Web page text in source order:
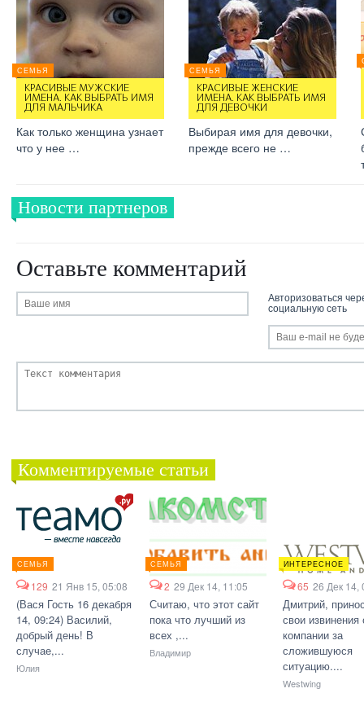
СЕМЬЯ
КРАСИВЫЕ МУЖСКИЕ
ИМЕНА. КАК ВЫБРАТЬ ИМЯ
ДЛЯ МАЛЬЧИКА
Как только женщина узнает
что у нее …
СЕМЬЯ
КРАСИВЫЕ ЖЕНСКИЕ
ИМЕНА. КАК ВЫБРАТЬ ИМЯ
ДЛЯ ДЕВОЧКИ
Выбирая имя для девочки,
прежде всего не …
Новости партнеров
Оставьте комментарий
Авторизоваться
социальную сеть
Комментируемые статьи
СЕМЬЯ
129 21 Янв 15, 05:08
(Вася Гость 16 декабря
14, 09:24) Василий,
добрый день! В
случае,...
Юлия
СЕМЬЯ
2 29 Дек 14, 11:05
Считаю, что этот сайт
пока что лучший из
всех ,...
Владимир
ИНТЕРЕСНОЕ
65 26 Дек 14,
Дмитрий,
свои извинения
компании за
сложившуюся
ситуацию....
Westwing